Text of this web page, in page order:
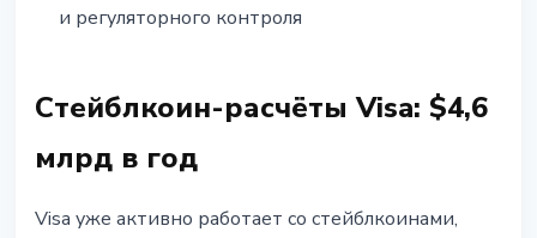
и регуляторного контроля
Стейблкоин-расчёты Visa: $4,6
млрд в год
Visa уже активно работает со стейблкоинами,